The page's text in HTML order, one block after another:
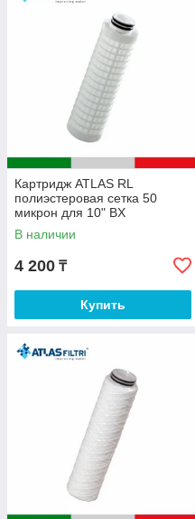
Картридж ATLAS RL
полиэстеровая сетка 50
микрон для 10" BX
В наличии
4 200 ₸
Купить